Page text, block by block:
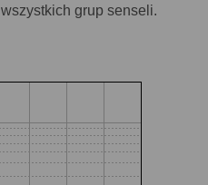
grup senseli.